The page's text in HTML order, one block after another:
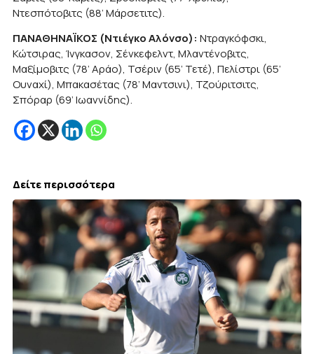
Ντεσπότοβιτς (88’ Μάρσετιτς).
ΠΑΝΑΘΗΝΑΪΚΟΣ (Ντιέγκο Αλόνσο): Ντραγκόφσκι,
Κώτσιρας, Ίνγκασον, Σένκεφελντ, Μλαντένοβιτς,
Μαξίμοβιτς (78’ Αράο), Τσέριν (65’ Τετέ), Πελίστρι (65’
Ουναχί), Μπακασέτας (78’ Μαντσινι), Τζούριτσιτς,
Σπόραρ (69’ Ιωαννίδης).
Δείτε περισσότερα